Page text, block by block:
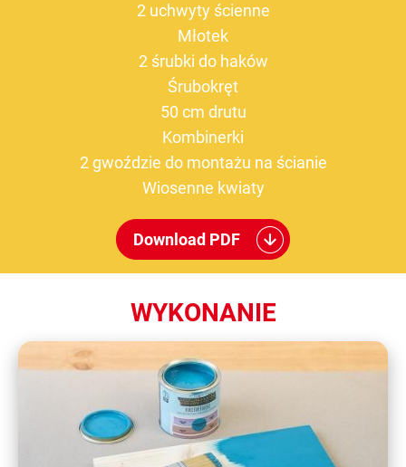
2 uchwyty ścienne
Młotek
2 śrubki do haków
Śrubokręt
50 cm drutu
Kombinerki
2 gwoździe do montażu na ścianie
Wiosenne kwiaty
Download PDF
WYKONANIE